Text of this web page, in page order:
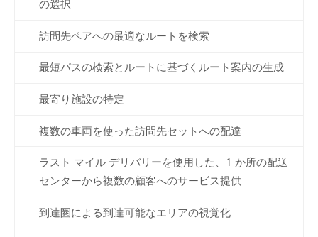
の選択
訪問先ペアへの最適なルートを検索
最短パスの検索とルートに基づくルート案内の生成
最寄り施設の特定
複数の車両を使った訪問先セットへの配達
ラスト マイル デリバリーを使用した、1 か所の配送
センターから複数の顧客へのサービス提供
到達圏による到達可能なエリアの視覚化